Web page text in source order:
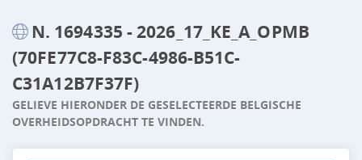
N. 1694335 - 2026_17_KE_A_OPMB
(70FE77C8-F83C-4986-B51C-
C31A12B7F37F)
GELIEVE HIERONDER DE GESELECTEERDE BELGISCHE
OVERHEIDSOPDRACHT TE VINDEN.